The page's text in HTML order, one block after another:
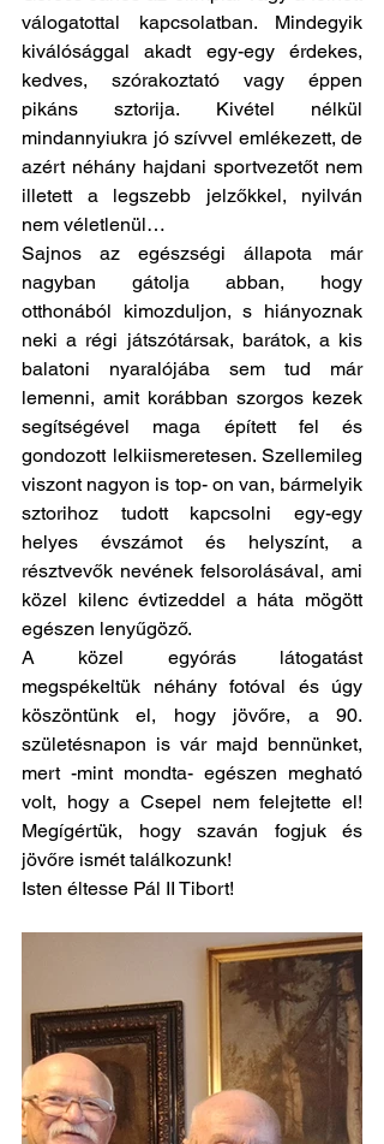
válogatottal kapcsolatban. Mindegyik
kiválósággal akadt egy-egy érdekes,
kedves, szórakoztató vagy éppen
pikáns sztorija. Kivétel nélkül
mindannyiukra jó szívvel emlékezett, de
azért néhány hajdani sportvezetőt nem
illetett a legszebb jelzőkkel, nyilván
nem véletlenül…
Sajnos az egészségi állapota már
nagyban gátolja abban, hogy
otthonából kimozduljon, s hiányoznak
neki a régi játszótársak, barátok, a kis
balatoni nyaralójába sem tud már
lemenni, amit korábban szorgos kezek
segítségével maga épített fel és
gondozott lelkiismeretesen. Szellemileg
viszont nagyon is top- on van, bármelyik
sztorihoz tudott kapcsolni egy-egy
helyes évszámot és helyszínt, a
résztvevők nevének felsorolásával, ami
közel kilenc évtizeddel a háta mögött
egészen lenyűgöző.
A közel egyórás látogatást
megspékeltük néhány fotóval és úgy
köszöntünk el, hogy jövőre, a 90.
születésnapon is vár majd bennünket,
mert -mint mondta- egészen megható
volt, hogy a Csepel nem felejtette el!
Megígértük, hogy szaván fogjuk és
jövőre ismét találkozunk!
Isten éltesse Pál II Tibort!